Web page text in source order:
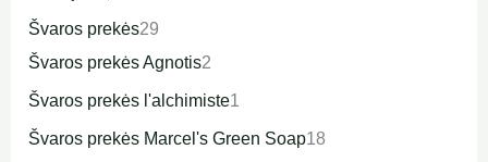
Švaros prekės29
Švaros prekės Agnotis2
Švaros prekės l'alchimiste1
Švaros prekės Marcel's Green Soap18